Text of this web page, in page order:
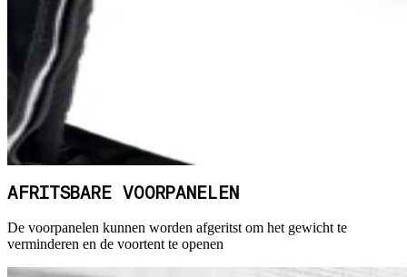
AFRITSBARE VOORPANELEN
De voorpanelen kunnen worden afgeritst om het gewicht te
verminderen en de voortent te openen